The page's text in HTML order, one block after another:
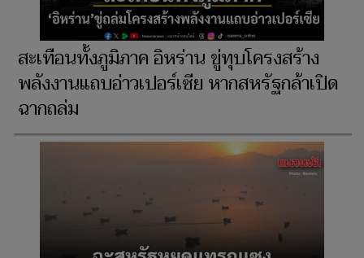
สะเทือนทั้งภูมิภาค อิหร่าน ขู่ทุบโครงสร้าง
พลังงานแถบอ่าวเปอร์เซีย หากสหรัฐกล้าเปิด
ฉากถล่ม